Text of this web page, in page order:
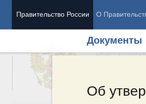
Правительство России О
Документы
Об
Председатель
Вице-